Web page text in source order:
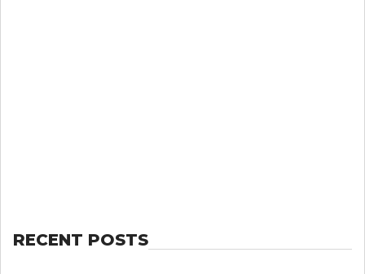
RECENT POSTS